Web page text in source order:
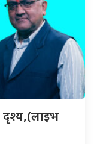
दृश्य,(लाइभ